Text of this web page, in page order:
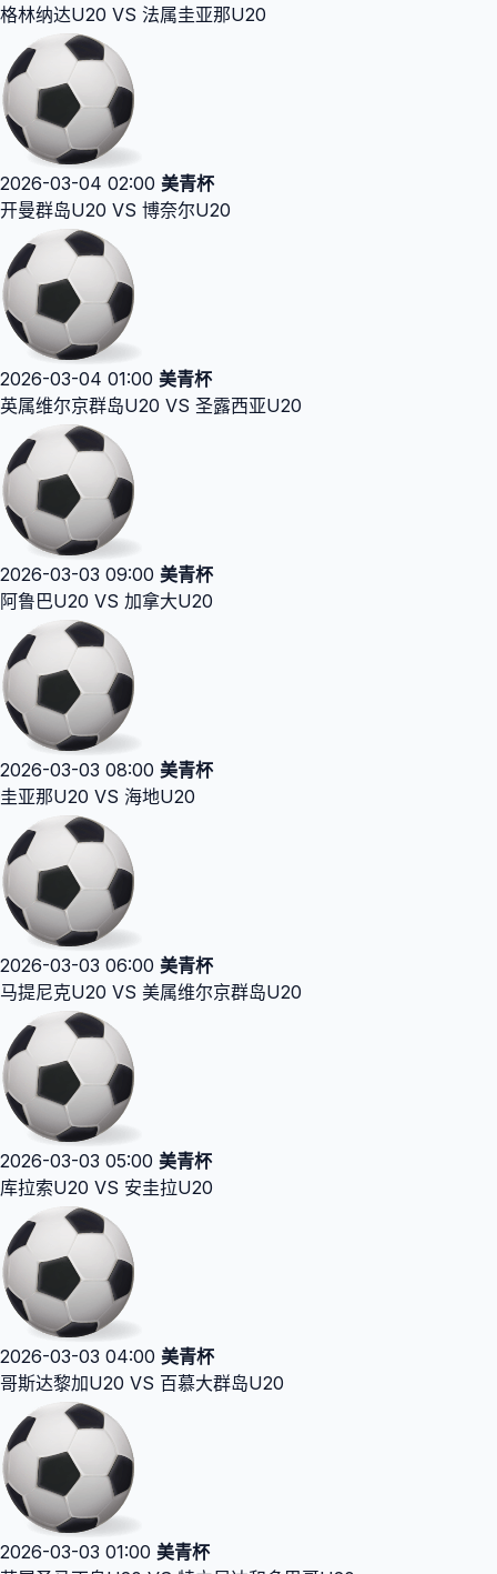
格林纳达U20 VS 法属圭亚那U20
2026-03-04 02:00 美青杯
开曼群岛U20 VS 博奈尔U20
2026-03-04 01:00 美青杯
英属维尔京群岛U20 VS 圣露西亚U20
2026-03-03 09:00 美青杯
阿鲁巴U20 VS 加拿大U20
2026-03-03 08:00 美青杯
圭亚那U20 VS 海地U20
2026-03-03 06:00 美青杯
马提尼克U20 VS 美属维尔京群岛U20
2026-03-03 05:00 美青杯
库拉索U20 VS 安圭拉U20
2026-03-03 04:00 美青杯
哥斯达黎加U20 VS 百慕大群岛U20
2026-03-03 01:00 美青杯